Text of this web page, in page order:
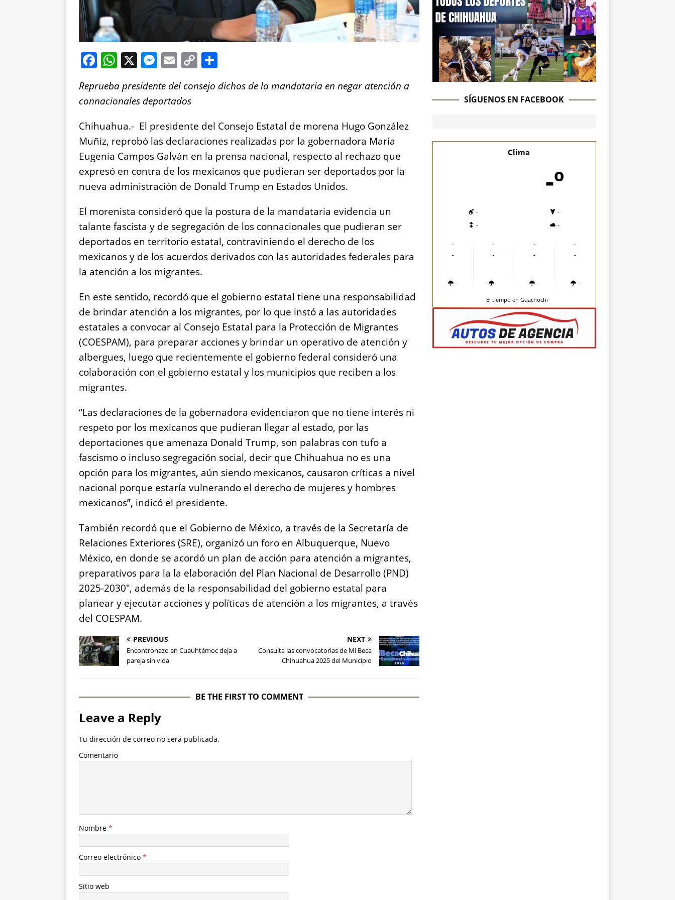
F
c
e
b
o
o
k
W
at
s
A
p
p
X M
ss
e
n
g
er
E
m
ai
l
C
p
Li
n
k
h
a
Reprueba presidente del consejo dichos de la mandataria en negar atención a
connacionales deportados
Chihuahua.- El presidente del Consejo Estatal de morena Hugo González
Muñiz, reprobó las declaraciones realizadas por la gobernadora María
Eugenia Campos Galván en la prensa nacional, respecto al rechazo que
expresó en contra de los mexicanos que pudieran ser deportados por la
nueva administración de Donald Trump en Estados Unidos.
El morenista consideró que la postura de la mandataria evidencia un
talante fascista y de segregación de los connacionales que pudieran ser
deportados en territorio estatal, contraviniendo el derecho de los
mexicanos y de los acuerdos derivados con las autoridades federales para
la atención a los migrantes.
En este sentido, recordó que el gobierno estatal tiene una responsabilidad
de brindar atención a los migrantes, por lo que instó a las autoridades
estatales a convocar al Consejo Estatal para la Protección de Migrantes
(COESPAM), para preparar acciones y brindar un operativo de atención y
albergues, luego que recientemente el gobierno federal consideró una
colaboración con el gobierno estatal y los municipios que reciben a los
migrantes.
“Las declaraciones de la gobernadora evidenciaron que no tiene interés ni
respeto por los mexicanos que pudieran llegar al estado, por las
deportaciones que amenaza Donald Trump, son palabras con tufo a
fascismo o incluso segregación social, decir que Chihuahua no es una
opción para los migrantes, aún siendo mexicanos, causaron críticas a nivel
nacional porque estaría vulnerando el derecho de mujeres y hombres
mexicanos”, indicó el presidente.
También recordó que el Gobierno de México, a través de la Secretaría de
Relaciones Exteriores (SRE), organizó un foro en Albuquerque, Nuevo
México, en donde se acordó un plan de acción para atención a migrantes,
preparativos para la la elaboración del Plan Nacional de Desarrollo (PND)
2025-2030″, además de la responsabilidad del gobierno estatal para
planear y ejecutar acciones y políticas de atención a los migrantes, a través
del COESPAM.
PREVIOUS
Encontronazo en Cuauhtémoc deja a
pareja sin vida
NEXT
Consulta las convocatorias de Mi Beca
Chihuahua 2025 del Municipio
BE THE FIRST TO COMMENT
Leave a Reply
Tu dirección de correo no será publicada.
Comentario
Nombre *
Correo electrónico *
Sitio web
SÍGUENOS EN FACEBOOK
Clima
-º
-
-
-
-
-
-
-
-
-
-
-
-
-
-
-
-
El tiempo en Guachochi